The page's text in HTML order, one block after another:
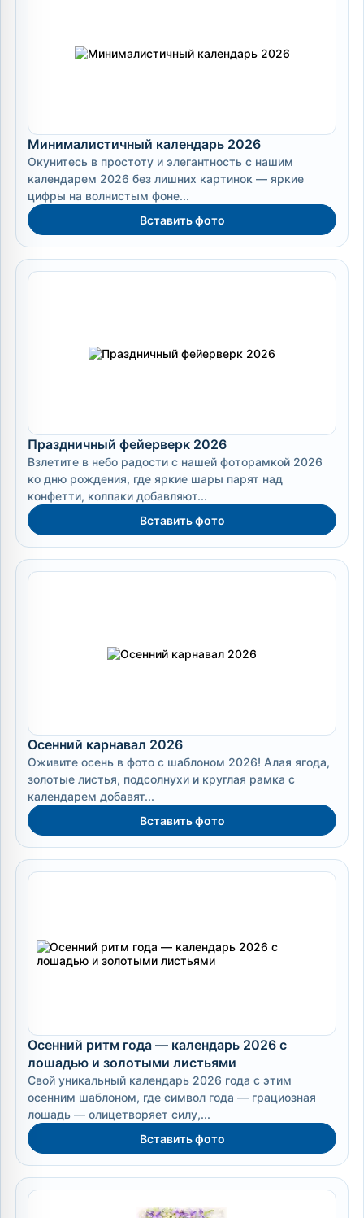
Минималистичный календарь 2026
Окунитесь в простоту и элегантность с нашим
календарем 2026 без лишних картинок — яркие
цифры на волнистым фоне...
Вставить фото
Праздничный фейерверк 2026
Взлетите в небо радости с нашей фоторамкой 2026
ко дню рождения, где яркие шары парят над
конфетти, колпаки добавляют...
Вставить фото
Осенний карнавал 2026
Оживите осень в фото с шаблоном 2026! Алая ягода,
золотые листья, подсолнухи и круглая рамка с
календарем добавят...
Вставить фото
Осенний ритм года — календарь 2026 с
лошадью и золотыми листьями
Свой уникальный календарь 2026 года с этим
осенним шаблоном, где символ года — грациозная
лошадь — олицетворяет силу,...
Вставить фото